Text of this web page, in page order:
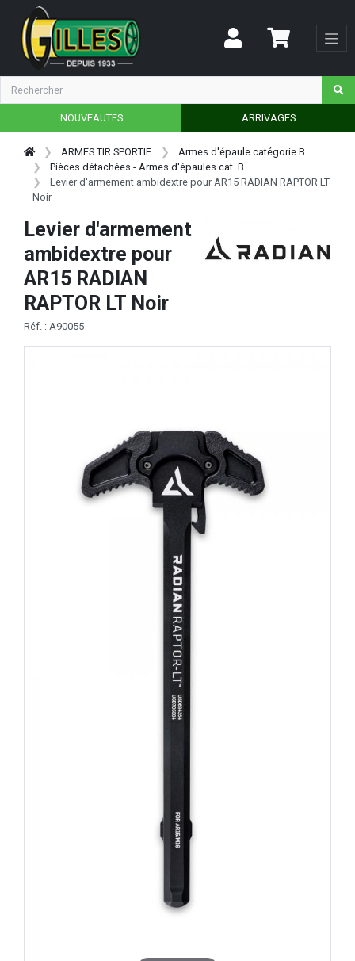
NOUVEAUTES ARRIVAGES
ARMES TIR SPORTIF
Armes d'épaule catégorie B
Pièces détachées - Armes d'épaules cat. B
Levier d'armement ambidextre pour AR15 RADIAN RAPTOR LT
Noir
Levier d'armement
ambidextre pour
AR15 RADIAN
RAPTOR LT Noir
Réf. : A90055